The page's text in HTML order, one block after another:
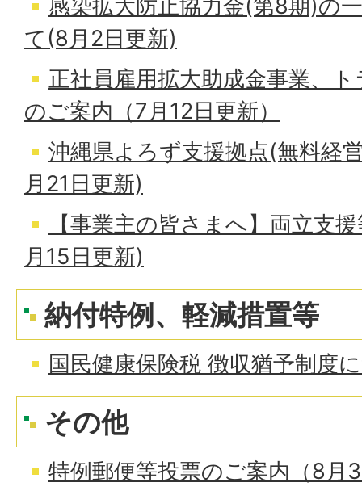
感染拡大防止協力金(第8期)の
て(8月2日更新)
正社員雇用拡大助成金事業、
のご案内（7月12日更新）
沖縄県よろず支援拠点(無料経
月21日更新)
【事業主の皆さまへ】両立支
月15日更新)
納付特例、軽減措置等
国民健康保険税 徴収猶予制度
その他
特例郵便等投票のご案内（8月